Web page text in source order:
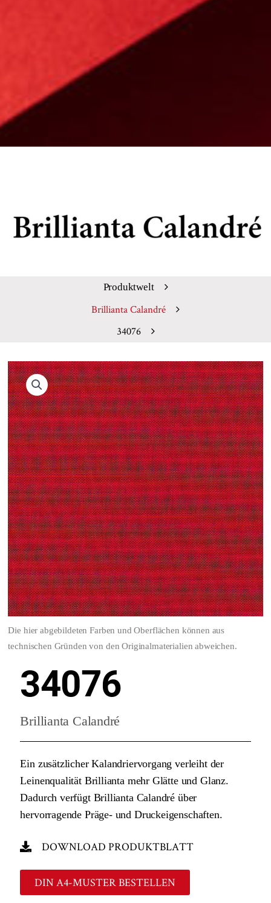
Produktwelt
Brillianta Calandré
34076
Die hier abgebildeten Farben und Oberflächen können aus
technischen Gründen von den Originalmaterialien abweichen.
34076
Brillianta Calandré
Ein zusätzlicher Kalandriervorgang verleiht der
Leinenqualität Brillianta mehr Glätte und Glanz.
Dadurch verfügt Brillianta Calandré über
hervorragende Präge- und Druckeigenschaften.
DOWNLOAD PRODUKTBLATT
DIN A4-MUSTER BESTELLEN